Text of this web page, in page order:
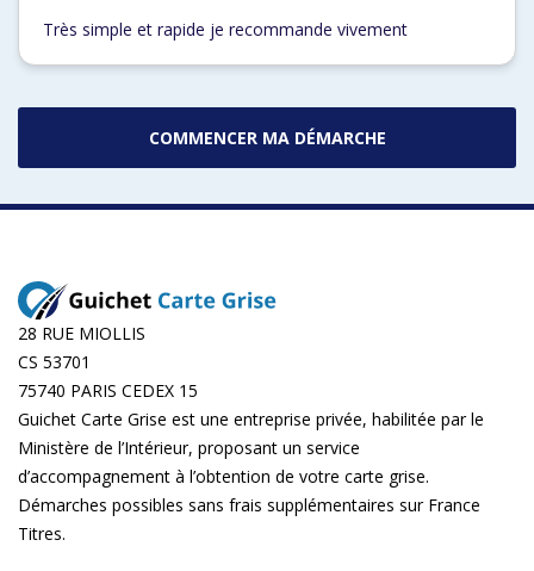
Très simple et rapide je recommande vivement
COMMENCER MA DÉMARCHE
28 RUE MIOLLIS
CS 53701
75740 PARIS CEDEX 15
Guichet Carte Grise est une entreprise privée, habilitée par le
Ministère de l’Intérieur, proposant un service
d’accompagnement à l’obtention de votre carte grise.
Démarches possibles sans frais supplémentaires sur France
Titres.